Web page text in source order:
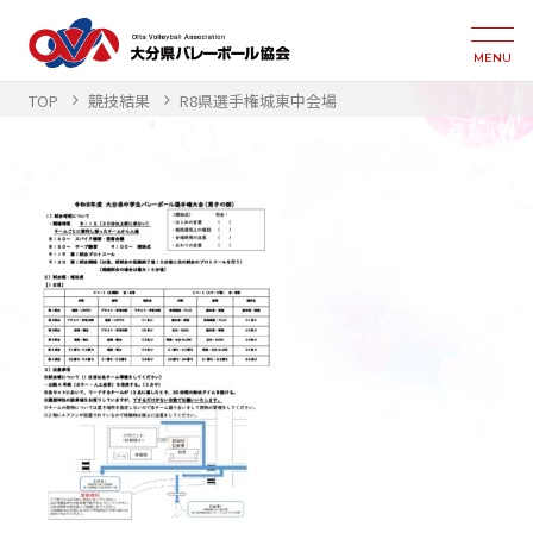
MENU
TOP 競技結果 R8県選手権城東中会場